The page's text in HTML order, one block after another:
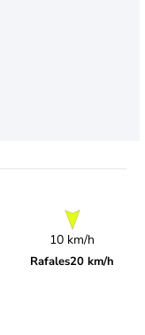
10 km/h
Rafales20 km/h